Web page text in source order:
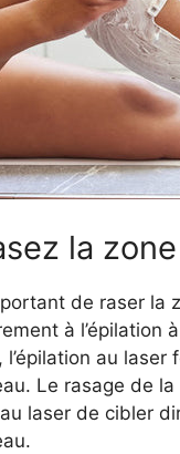
la
de raser la
à l’épilation
l’épilation au
Le rasage de
laser de cibler